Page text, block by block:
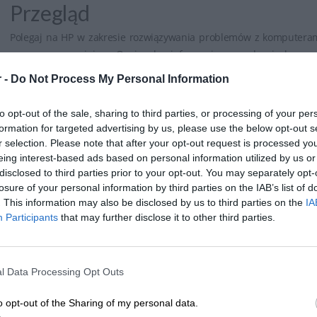
- Do Not Process My Personal Information
opt-out of the sale, sharing to third parties, or processing of your
for targeted advertising by us, please use the below opt-out
selection. Please note that after your opt-out request is processed
interest-based ads based on personal information utilized by us
to third parties prior to your opt-out. You may separately
of your personal information by third parties on the IAB’s list of
This information may also be disclosed by us to third parties on the
Participants that may further disclose it to other third parties.
Data Processing Opt Outs
opt-out of the Sharing of my personal data.
urządzeniem w przyszłości.
Przegląd
Polegaj na HP w zakresie rozwiązywania problemów z
naprawom na miejscu. Opcjonalne informacje o urządzeniach
Wyrażanie zgody na dane na poziomie urządzenia, które
komputerem
Zdalne diagnozowanie problemów i wsparcie
Naprawa lub wymiana na miejscu w każdym miejscu, w którym
Bezpłatny dojazd
Korzyści
Dodatkowa pomoc w przystępnej cenie
Możesz liczyć na zdalne wsparcie w normalnych godzinach